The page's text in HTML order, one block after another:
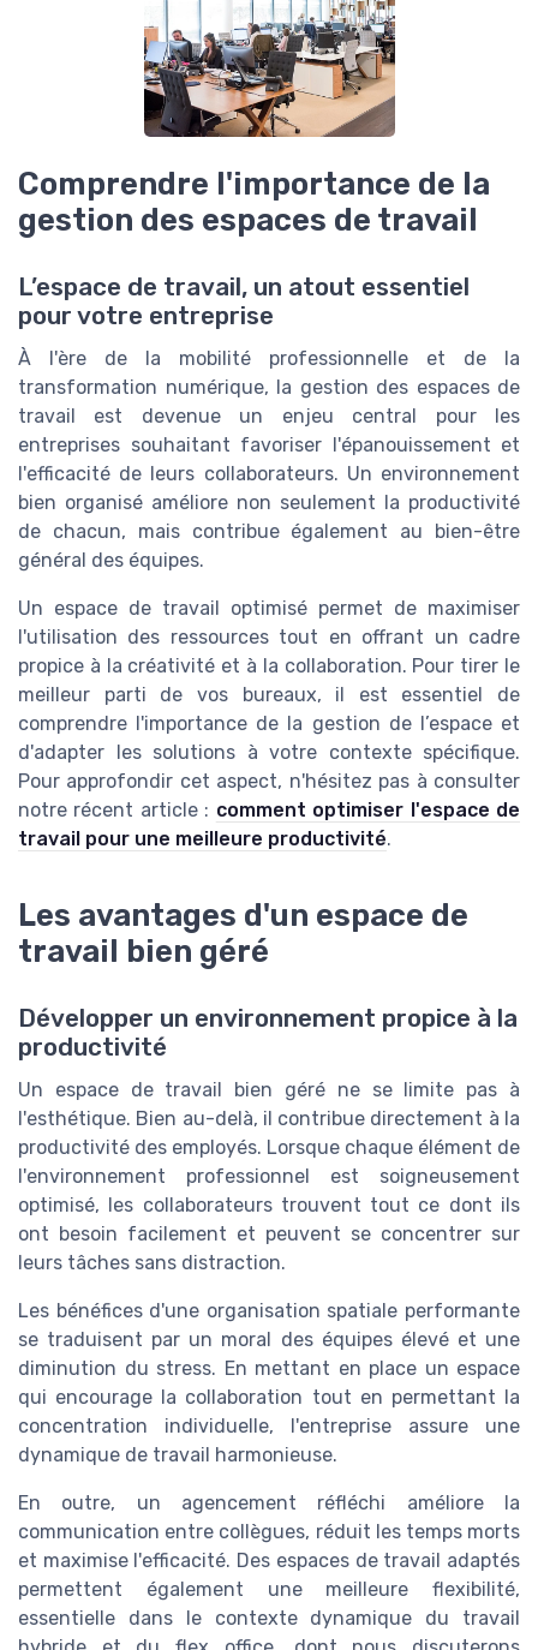
Comprendre l'importance de la
gestion des espaces de travail
L’espace de travail, un atout essentiel
pour votre entreprise
À l'ère de la mobilité professionnelle et de la
transformation numérique, la gestion des espaces de
travail est devenue un enjeu central pour les
entreprises souhaitant favoriser l'épanouissement et
l'efficacité de leurs collaborateurs. Un environnement
bien organisé améliore non seulement la productivité
de chacun, mais contribue également au bien-être
général des équipes.
Un espace de travail optimisé permet de maximiser
l'utilisation des ressources tout en offrant un cadre
propice à la créativité et à la collaboration. Pour tirer le
meilleur parti de vos bureaux, il est essentiel de
comprendre l'importance de la gestion de l’espace et
d'adapter les solutions à votre contexte spécifique.
Pour approfondir cet aspect, n'hésitez pas à consulter
notre récent article : comment optimiser l'espace de
travail pour une meilleure productivité.
Les avantages d'un espace de
travail bien géré
Développer un environnement propice à la
productivité
Un espace de travail bien géré ne se limite pas à
l'esthétique. Bien au-delà, il contribue directement à la
productivité des employés. Lorsque chaque élément de
l'environnement professionnel est soigneusement
optimisé, les collaborateurs trouvent tout ce dont ils
ont besoin facilement et peuvent se concentrer sur
leurs tâches sans distraction.
Les bénéfices d'une organisation spatiale performante
se traduisent par un moral des équipes élevé et une
diminution du stress. En mettant en place un espace
qui encourage la collaboration tout en permettant la
concentration individuelle, l'entreprise assure une
dynamique de travail harmonieuse.
En outre, un agencement réfléchi améliore la
communication entre collègues, réduit les temps morts
et maximise l'efficacité. Des espaces de travail adaptés
permettent également une meilleure flexibilité,
essentielle dans le contexte dynamique du travail